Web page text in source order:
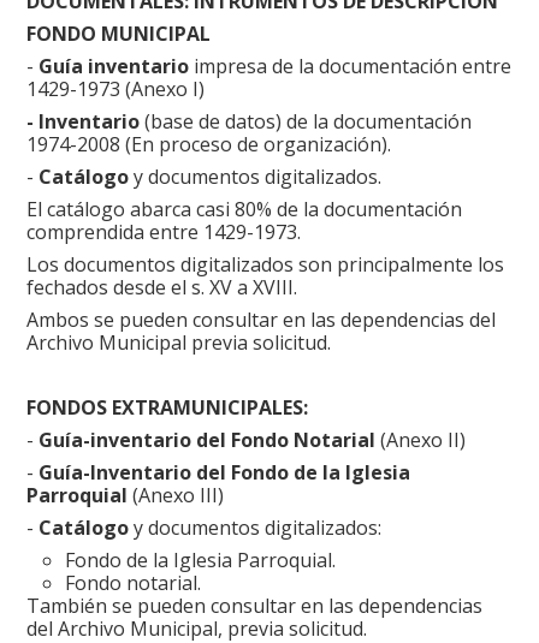
FONDO MUNICIPAL
- Guía inventario impresa de la documentación entre
1429-1973 (Anexo I)
- Inventario(base de datos) de la documentación
1974-2008 (En proceso de organización).
- Catálogoy documentos digitalizados.
El catálogo abarca casi 80% de la documentación
comprendida entre 1429-1973.
Los documentos digitalizados son principalmente los
fechados desde el s. XV a XVIII.
Ambos se pueden consultar en las dependencias del
Archivo Municipal previa solicitud.
FONDOS EXTRAMUNICIPALES:
- Guía-inventario del Fondo Notarial (Anexo II)
- Guía-Inventario del Fondo de la Iglesia
Parroquial(Anexo III)
- Catálogoy documentos digitalizados:
Fondo de la Iglesia Parroquial.
Fondo notarial.
También se pueden consultar en las dependencias
del Archivo Municipal, previa solicitud.